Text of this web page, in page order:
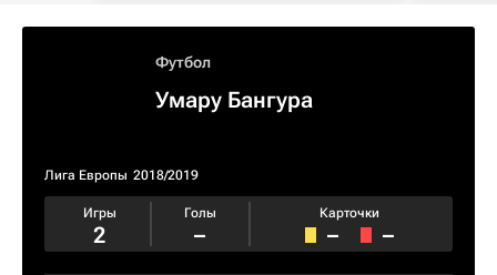
Футбол
Умару Бангура
Лига Европы 2018/2019
Игры
2
Голы
–
Карточки
– –